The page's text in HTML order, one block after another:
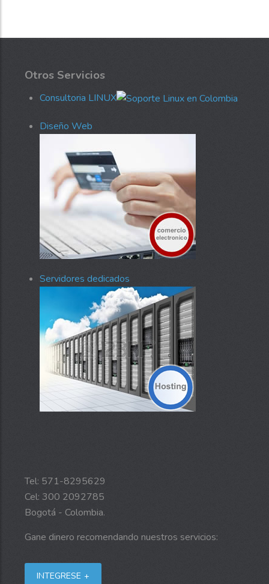
Otros Servicios
Consultoria LINUX
Diseño Web
Servidores dedicados
Tel: 571-8295629
Cel: 300 2092785
Bogotá - Colombia.
Gane dinero recomendando nuestros servicios:
INTEGRESE